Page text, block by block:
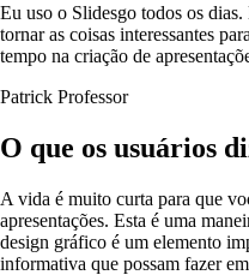
Eu uso o Slidesgo todos os
tornar as coisas interessantes
tempo na criação de
Patrick Professor
O que os usuários
A vida é muito curta para que
apresentações. Esta é uma
design gráfico é um elemento
informativa que possam fazer